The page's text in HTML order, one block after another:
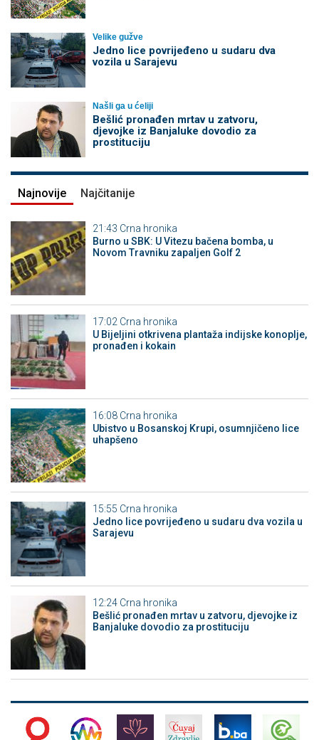
Velike gužve
Јedno lice povrijeđeno u sudaru dva
vozila u Sarajevu
Našli ga u ćeliji
Bešlić pronađen mrtav u zatvoru,
djevojke iz Banjaluke dovodio za
prostituciju
Najnovije Najčitanije
21:43 Crna hronika
Burno u SBK: U Vitezu bačena bomba, u
Novom Travniku zapaljen Golf 2
17:02 Crna hronika
​U Bijeljini otkrivena plantaža indijske konoplje,
pronađen i kokain
16:08 Crna hronika
Ubistvo u Bosanskoj Krupi, osumnjičeno lice
uhapšeno
15:55 Crna hronika
Јedno lice povrijeđeno u sudaru dva vozila u
Sarajevu
12:24 Crna hronika
Bešlić pronađen mrtav u zatvoru, djevojke iz
Banjaluke dovodio za prostituciju